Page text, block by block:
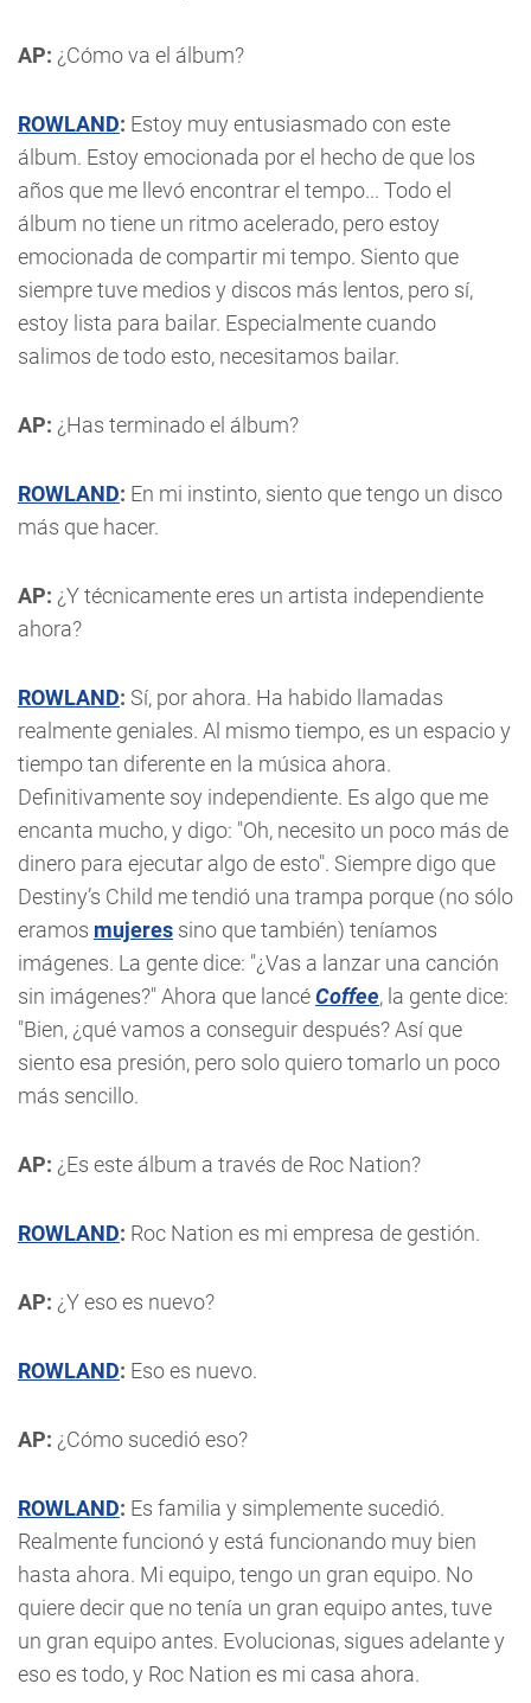
AP: ¿Cómo va el álbum?
ROWLAND: Estoy muy entusiasmado con este
álbum. Estoy emocionada por el hecho de que los
años que me llevó encontrar el tempo... Todo el
álbum no tiene un ritmo acelerado, pero estoy
emocionada de compartir mi tempo. Siento que
siempre tuve medios y discos más lentos, pero sí,
estoy lista para bailar. Especialmente cuando
salimos de todo esto, necesitamos bailar.
AP: ¿Has terminado el álbum?
ROWLAND: En mi instinto, siento que tengo un disco
más que hacer.
AP: ¿Y técnicamente eres un artista independiente
ahora?
ROWLAND: Sí, por ahora. Ha habido llamadas
realmente geniales. Al mismo tiempo, es un espacio y
tiempo tan diferente en la música ahora.
Definitivamente soy independiente. Es algo que me
encanta mucho, y digo: "Oh, necesito un poco más de
dinero para ejecutar algo de esto". Siempre digo que
Destiny’s Child me tendió una trampa porque (no sólo
eramos mujeres sino que también) teníamos
imágenes. La gente dice: "¿Vas a lanzar una canción
sin imágenes?" Ahora que lancéCoffee, la gente dice:
"Bien, ¿qué vamos a conseguir después? Así que
siento esa presión, pero solo quiero tomarlo un poco
más sencillo.
AP: ¿Es este álbum a través de Roc Nation?
ROWLAND: Roc Nation es mi empresa de gestión.
AP: ¿Y eso es nuevo?
ROWLAND: Eso es nuevo.
AP: ¿Cómo sucedió eso?
ROWLAND: Es familia y simplemente sucedió.
Realmente funcionó y está funcionando muy bien
hasta ahora. Mi equipo, tengo un gran equipo. No
quiere decir que no tenía un gran equipo antes, tuve
un gran equipo antes. Evolucionas, sigues adelante y
eso es todo, y Roc Nation es mi casa ahora.